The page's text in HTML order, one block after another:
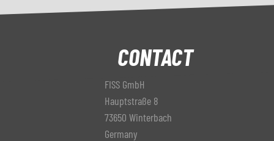
CONTACT
FISS GmbH
Hauptstraße 8
73650 Winterbach
Germany